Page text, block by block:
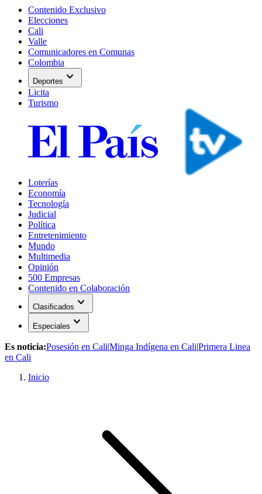
Contenido Exclusivo
Elecciones
Cali
Valle
Comunicadores en Comunas
Colombia
Deportes expand_more
Licita
Turismo
Loterías
Economía
Tecnología
Judicial
Política
Entretenimiento
Mundo
Multimedia
Opinión
500 Empresas
Contenido en Colaboración
Clasificados expand_more
Especiales expand_more
Es noticia:Posesión en Cali|Minga Indígena en Cali|Primera Linea
en Cali
Inicio